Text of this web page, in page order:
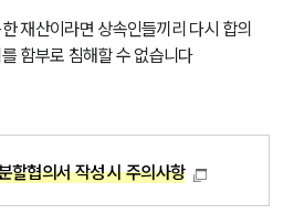
재산이라면 상속인들끼리 다시 합의
함부로 침해할 수 없습니다
할협의서 작성 시 주의사항